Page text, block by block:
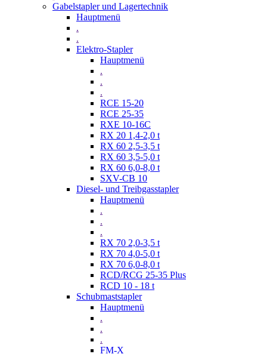
Gabelstapler und Lagertechnik
Hauptmenü
.
.
Elektro-Stapler
Hauptmenü
.
.
.
RCE 15-20
RCE 25-35
RXE 10-16C
RX 20 1,4-2,0 t
RX 60 2,5-3,5 t
RX 60 3,5-5,0 t
RX 60 6,0-8,0 t
SXV-CB 10
Diesel- und Treibgasstapler
Hauptmenü
.
.
.
RX 70 2,0-3,5 t
RX 70 4,0-5,0 t
RX 70 6,0-8,0 t
RCD/RCG 25-35 Plus
RCD 10 - 18 t
Schubmaststapler
Hauptmenü
.
.
.
FM-X